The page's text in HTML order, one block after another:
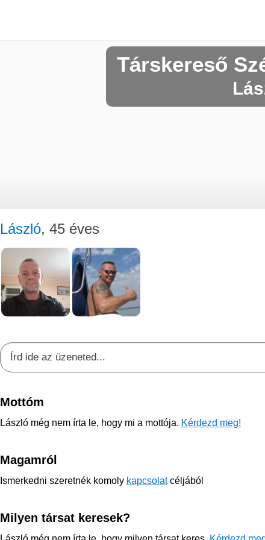
Társkereső
László, 45 éves
Mottóm
László még nem írta le, hogy mi a mottója. Kérdezd meg!
Magamról
Ismerkedni szeretnék komoly kapcsolatcéljából
Milyen társat keresek?